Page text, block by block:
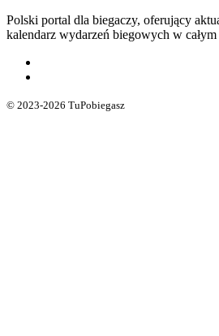
Polski portal dla biegaczy, oferujący
kalendarz wydarzeń biegowych w
© 2023-2026 TuPobiegasz